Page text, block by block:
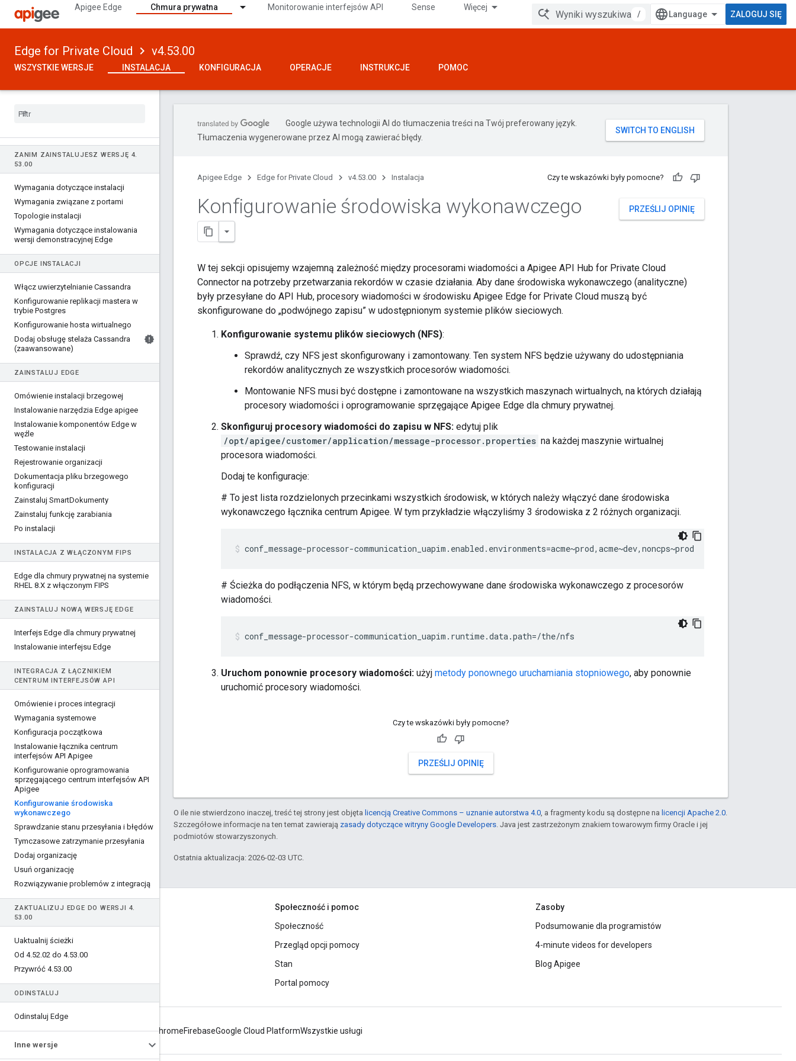
Apigee Edge Chmura prywatna Monitorowanie interfejsów API Sense Więcej
/ ZALOGUJ SIĘ
Edge for Private Cloud v4.53.00
WSZYSTKIE WERSJE INSTALACJA KONFIGURACJA OPERACJE INSTRUKCJE POMOC
ZANIM ZAINSTALUJESZ WERSJĘ 4.
53 .00
Wymagania dotyczące instalacji
Wymagania związane z portami
Topologie instalacji
Wymagania dotyczące instalowania
wersji demonstracyjnej Edge
OPCJE INSTALACJI
Włącz uwierzytelnianie Cassandra
Konfigurowanie replikacji mastera w
trybie Postgres
Konfigurowanie hosta wirtualnego
Dodaj obsługę stelaża Cassandra
(zaawansowane)
ZAINSTALUJ EDGE
Omówienie instalacji brzegowej
Instalowanie narzędzia Edge apigee
Instalowanie komponentów Edge w
węźle
Testowanie instalacji
Rejestrowanie organizacji
Dokumentacja pliku brzegowego
konfiguracji
Zainstaluj SmartDokumenty
Zainstaluj funkcję zarabiania
Po instalacji
INSTALACJA Z WŁĄCZONYM FIPS
Edge dla chmury prywatnej na systemie
RHEL 8.X z włączonym FIPS
ZAINSTALUJ NOWĄ WERSJĘ EDGE
Interfejs Edge dla chmury prywatnej
Instalowanie interfejsu Edge
INTEGRACJA Z ŁĄCZNIKIEM
CENTRUM INTERFEJSÓW API
Omówienie i proces integracji
Wymagania systemowe
Konfiguracja początkowa
Instalowanie łącznika centrum
interfejsów API Apigee
Konfigurowanie oprogramowania
sprzęgającego centrum interfejsów API
Apigee
Konfigurowanie środowiska
wykonawczego
Sprawdzanie stanu przesyłania i błędów
Tymczasowe zatrzymanie przesyłania
Dodaj organizację
Usuń organizację
Rozwiązywanie problemów z integracją
ZAKTUALIZUJ EDGE DO WERSJI 4.
53 .00
Uaktualnij ścieżki
Od 4.52.02 do 4.53.00
Przywróć 4.53.00
ODINSTALUJ
Odinstaluj Edge
Inne wersje
Google używa technologii AI do tłumaczenia treści na Twój preferowany język.
Tłumaczenia wygenerowane przez AI mogą zawierać błędy.
Apigee Edge Edge for Private Cloud v4.53.00 Instalacja Czy te wskazówki były pomocne?
PRZEŚLIJ OPINIĘ
Konfigurowanie środowiska wykonawczego
W tej sekcji opisujemy wzajemną zależność między procesorami wiadomości a Apigee API Hub for Private Cloud
Connector na potrzeby przetwarzania rekordów w czasie działania. Aby dane środowiska wykonawczego (analityczne)
były przesyłane do API Hub, procesory wiadomości w środowisku Apigee Edge for Private Cloud muszą być
skonfigurowane do „podwójnego zapisu” w udostępnionym systemie plików sieciowych.
Konfigurowanie systemu plików sieciowych (NFS):
Sprawdź, czy NFS jest skonfigurowany i zamontowany. Ten system NFS będzie używany do udostępniania
rekordów analitycznych ze wszystkich procesorów wiadomości.
Montowanie NFS musi być dostępne i zamontowane na wszystkich maszynach wirtualnych, na których działają
procesory wiadomości i oprogramowanie sprzęgające Apigee Edge dla chmury prywatnej.
Skonfiguruj procesory wiadomości do zapisu w NFS: edytuj plik
/opt/apigee/customer/application/message-processor.properties na każdej maszynie wirtualnej
procesora wiadomości.
Dodaj te konfiguracje:
# To jest lista rozdzielonych przecinkami wszystkich środowisk, w których należy włączyć dane środowiska
wykonawczego łącznika centrum Apigee. W tym przykładzie włączyliśmy 3 środowiska z 2 różnych organizacji.
conf_message-processor-communication_uapim.enabled.environments=acme~prod,acme~dev,noncps~prod
# Ścieżka do podłączenia NFS, w którym będą przechowywane dane środowiska wykonawczego z procesorów
wiadomości.
conf_message-processor-communication_uapim.runtime.data.path=/the/nfs
Uruchom ponownie procesory wiadomości: użyj metody ponownego uruchamiania stopniowego, aby ponownie
uruchomić procesory wiadomości.
Czy te wskazówki były pomocne?
PRZEŚLIJ OPINIĘ
O ile nie stwierdzono inaczej, treść tej strony jest objęta licencją Creative Commons – uznanie autorstwa 4.0, a fragmenty kodu są dostępne na licencji Apache 2.0.
Szczegółowe informacje na ten temat zawierają zasady dotyczące witryny Google Developers. Java jest zastrzeżonym znakiem towarowym firmy Oracle i jej
podmiotów stowarzyszonych.
Ostatnia aktualizacja: 2026-02-03 UTC.
Apigee – informacje
We're part of Google
Zdarzenia
Partnerzy
E-booki i transmisje internetowe
Społeczność i pomoc
Społeczność
Przegląd opcji pomocy
Stan
Portal pomocy
Zasoby
Podsumowanie dla programistów
4-minute videos for developers
Blog Apigee
AndroidChromeFirebaseGoogle Cloud PlatformWszystkie usługi